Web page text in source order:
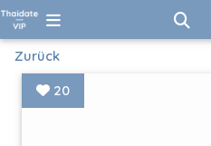
Zurück
20